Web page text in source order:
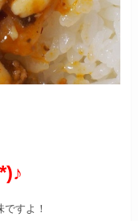
ですよ！